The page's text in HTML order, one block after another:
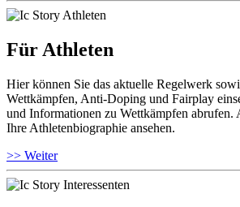
Für Athleten
Hier können Sie das aktuelle Regelwerk
Wettkämpfen, Anti-Doping und Fairplay
und Informationen zu Wettkämpfen abrufen.
Ihre Athletenbiographie ansehen.
>> Weiter